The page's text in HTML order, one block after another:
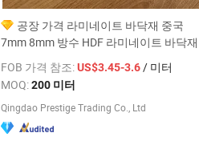
공장 가격 라미네이트 바닥재 중국
7mm 8mm 방수 HDF 라미네이트 바닥재
FOB 가격 참조:US$3.45-3.6/ 미터
MOQ:200 미터
Qingdao Prestige Trading Co., Ltd